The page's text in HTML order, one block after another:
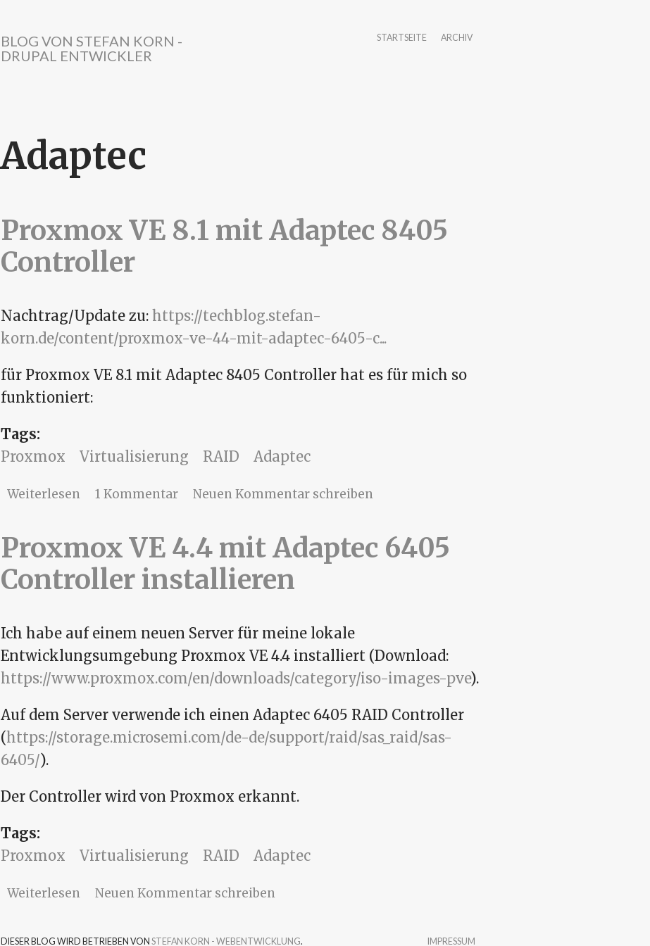
BLOG VON STEFAN KORN -
DRUPAL ENTWICKLER
STARTSEITE ARCHIV
Adaptec
Proxmox VE 8.1 mit Adaptec 8405
Controller
Nachtrag/Update zu: https://techblog.stefan-
korn.de/content/proxmox-ve-44-mit-adaptec-6405-c...
für Proxmox VE 8.1 mit Adaptec 8405 Controller hat es für mich so
funktioniert:
Tags:
Proxmox
Virtualisierung RAID Adaptec
Weiterlesen über Proxmox VE 8.1 mit Adaptec 8405 Controller
1 Kommentar Neuen Kommentar schreiben
Proxmox VE 4.4 mit Adaptec 6405
Controller installieren
Ich habe auf einem neuen Server für meine lokale
Entwicklungsumgebung Proxmox VE 4.4 installiert (Download:
https://www.proxmox.com/en/downloads/category/iso-images-pve).
Auf dem Server verwende ich einen Adaptec 6405 RAID Controller
(https://storage.microsemi.com/de-de/support/raid/sas_raid/sas-
6405/).
Der Controller wird von Proxmox erkannt.
Tags:
Proxmox
Virtualisierung RAID Adaptec
Weiterlesen über Proxmox VE 4.4 mit Adaptec 6405 Controller installieren
Neuen Kommentar schreiben
IMPRESSUM
DIESER BLOG WIRD BETRIEBEN VON STEFAN KORN - WEBENTWICKLUNG.